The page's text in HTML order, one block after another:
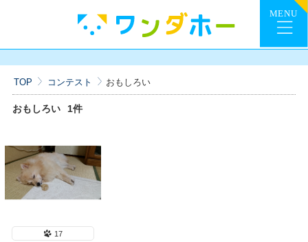
TOP コンテスト おもしろい
おもしろい 1件
17